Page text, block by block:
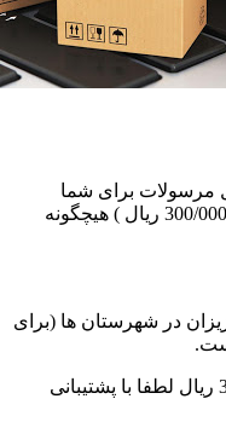
مرسولات برای شما
عزیزان در تهران ( برای خرید بالای 300/000/000 ریال ) هیچگونه
در شهرستان ها (برای
هزینه ارسال برای خرید زیر 300/000/000 ریال لطفا با پشتیبانی